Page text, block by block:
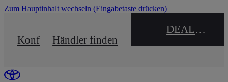
Zum Hauptinhalt wechseln (Eingabetaste drücken)
KonfiguratorHändler finden
DEALER NAME